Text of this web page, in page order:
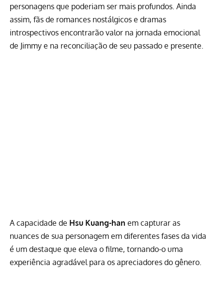
personagens que poderiam ser mais profundos. Ainda
assim, fãs de romances nostálgicos e dramas
introspectivos encontrarão valor na jornada emocional
de Jimmy e na reconciliação de seu passado e presente.
A capacidade de Hsu Kuang-han em capturar as
nuances de sua personagem em diferentes fases da vida
é um destaque que eleva o filme, tornando-o uma
experiência agradável para os apreciadores do gênero.